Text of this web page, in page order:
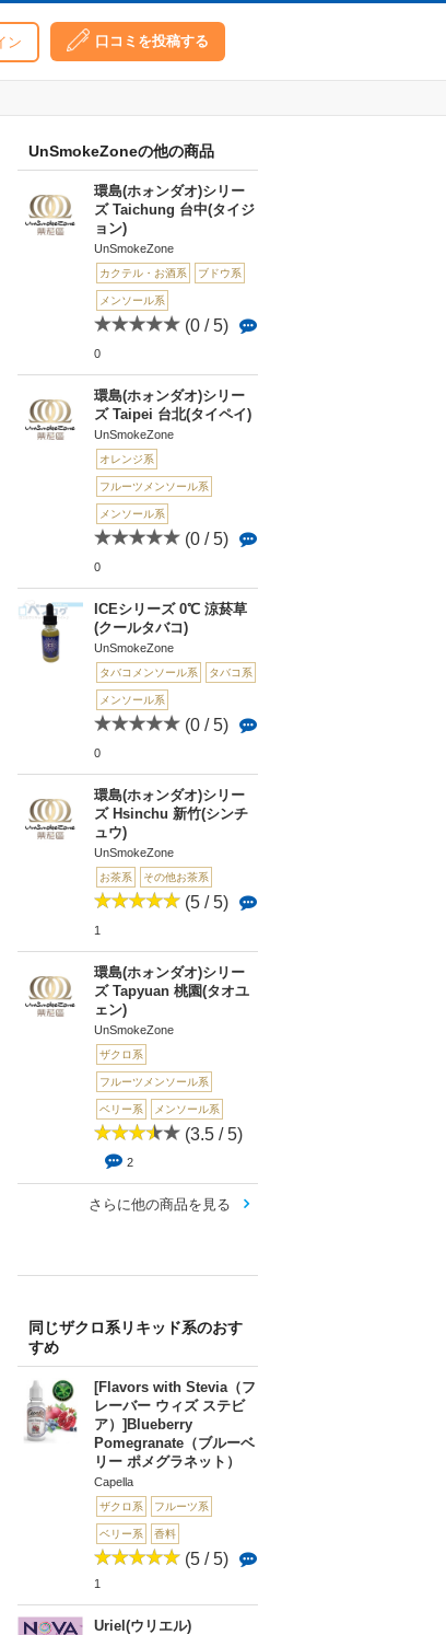
ン 口コミを投稿する
UnSmokeZoneの他の商品
環島(ホォンダオ)シリー
ズ Taichung 台中(タイジ
ョン)
UnSmokeZone
カクテル・お酒系 ブドウ系
メンソール系
(0 / 5)
0
環島(ホォンダオ)シリー
ズ Taipei 台北(タイペイ)
UnSmokeZone
オレンジ系
フルーツメンソール系
メンソール系
(0 / 5)
0
ICEシリーズ 0℃ 涼菸草
(クールタバコ)
UnSmokeZone
タバコメンソール系 タバコ系
メンソール系
(0 / 5)
0
環島(ホォンダオ)シリー
ズ Hsinchu 新竹(シンチ
ュウ)
UnSmokeZone
お茶系 その他お茶系
(5 / 5)
1
環島(ホォンダオ)シリー
ズ Tapyuan 桃園(タオユ
ェン)
UnSmokeZone
ザクロ系
フルーツメンソール系
ベリー系 メンソール系
(3.5 / 5)
2
さらに他の商品を見る
同じザクロ系リキッド系のおす
すめ
[Flavors with Stevia（フ
レーバー ウィズ ステビ
ア）]Blueberry
Pomegranate（ブルーベ
リー ポメグラネット）
Capella
ザクロ系 フルーツ系
ベリー系 香料
(5 / 5)
1
Uriel(ウリエル)
(3.7 /
6
Jackpot K(ジャックポ
(0 / 5)
POMEGRANATE(ポメ
グラネット)